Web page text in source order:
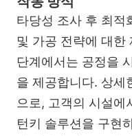
타당성 조사 후 최적
및 가공 전략에 대한
단계에서는 공정을
을 제공합니다. 상세
으로, 고객의 시설에
턴키 솔루션을 구현